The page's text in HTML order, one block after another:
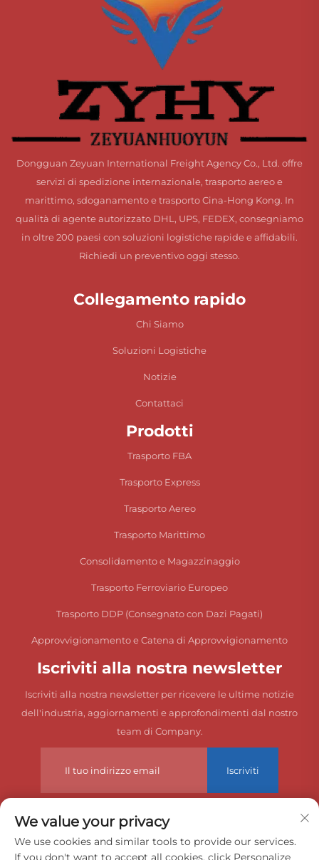
Dongguan Zeyuan International Freight Agency Co., Ltd. offre
servizi di spedizione internazionale, trasporto aereo e
marittimo, sdoganamento e trasporto Cina-Hong Kong. In
qualità di agente autorizzato DHL, UPS, FEDEX, consegniamo
in oltre 200 paesi con soluzioni logistiche rapide e affidabili.
Richiedi un preventivo oggi stesso.
Collegamento rapido
Chi Siamo
Soluzioni Logistiche
Notizie
Contattaci
Prodotti
Trasporto FBA
Trasporto Express
Trasporto Aereo
Trasporto Marittimo
Consolidamento e Magazzinaggio
Trasporto Ferroviario Europeo
Trasporto DDP (Consegnato con Dazi Pagati)
Approvvigionamento e Catena di Approvvigionamento
Iscriviti alla nostra newsletter
Iscriviti alla nostra newsletter per ricevere le ultime notizie
dell'industria, aggiornamenti e approfondimenti dal nostro
team di Company.
Iscriviti
Copyright © 2025 China Dongguan Zeyuan International Freight
Agency Co., Ltd. Tutti i diritti riservati.
We value your privacy
We use cookies and similar tools to provide our services.
If you don't want to accept all cookies, click Personalize